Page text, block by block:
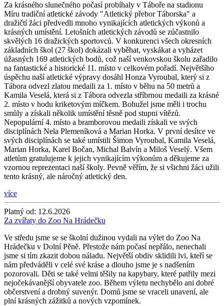
Za krásného slunečného počasí probíhaly v Táboře na stadionu
Míru tradiční atletické závody "Atletický přebor Táborska" a
dražičtí žáci předvedli mnoho vynikajících atletických výkonů a
krásných umístění. Letošních atletických závodů se zúčastnilo
skvělých 16 dražických sportovců. V konkurenci všech okresních
základních škol (27 škol) dokázali vyběhat, vyskákat a vyházet
úžasných 169 atletických bodů, což naší venkovskou školu zařadilo
na fantastické a historické 11. místo v celkovém pořadí. Největšího
úspěchu naší atletické výpravy dosáhl Honza Vyroubal, který si z
Tábora odvezl zlatou medaili za 1. místo v běhu na 50 metrů a
Kamila Veselá, která si z Tábora odvezla stříbrnou medaili za krásné
2. místo v hodu kriketovým míčkem. Bohužel jsme měli i trochu
smůly a získali několik umístění těsně pod stupni vítězů.
Nepopulární 4. místo a bramborovou medaili získali ve svých
disciplínách Nela Plemeníková a Marian Horka. V první desítce ve
svých disciplínách se také umístili Šimon Vyroubal, Kamila Veselá,
Marian Horka, Karel Bočan, Michal Balvín a Miloš Veselý. Všem
atletům gratulujeme k jejich vynikajícím výkonům a děkujeme za
vzornou reprezentaci naší školy. Pevně věřím, že si všichni žáci užili
tento krásný, ale náročný atletický den.
více
Platný od: 12.6.2026
Za zvířaty do Zoo Na Hrádečku
Ve středu jsme se se školní dužinou vydali na výlet do Zoo Na
Hrádečku v Dolní Pěně. Přestože nám počasí nepřálo, nenechali
jsme si tím zkazit dobou náladu. Největší obdiv sklidili lvi, kteří se
nám předváděli v celé své kráse a dlouho jsme je s nadšením
pozorovali. Děti se také velmi těšily na kapybary, které patřily mezi
nejočekávanější obyvatele zoo. Během výletu nechybělo ani dobré
občerstvení a drobný suvenýr. Domů jsme se vraceli unavení, ale
plní krásných zážitků a nových vzpomínek.